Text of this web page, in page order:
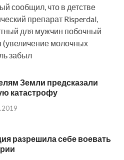
сообщил, что в детстве
препарат Risperdal,
для мужчин побочный
молочных
забыл
Земли предсказали
катастрофу
разрешила себе воевать